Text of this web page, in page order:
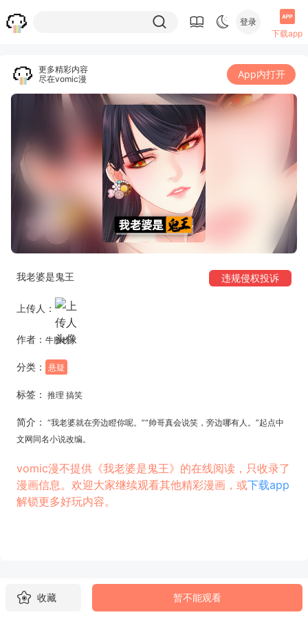
登录
下载app
更多精彩内容
尽在vomic漫
App内打开
我老婆是鬼王 违规侵权投诉
上传人：
作者： 牛腩粉
分类： 悬疑
标签： 推理 搞笑
简介： “我老婆就在旁边瞪你呢。”“帅哥真会说笑，旁边哪有人。”起点中
文网同名小说改编。
vomic漫不提供《我老婆是鬼王》的在线阅读，只收录了
漫画信息。欢迎大家继续观看其他精彩漫画，或下载app
解锁更多好玩内容。
收藏 暂不能观看